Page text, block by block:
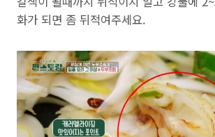
화가 되면 좀 뒤적여주세요.